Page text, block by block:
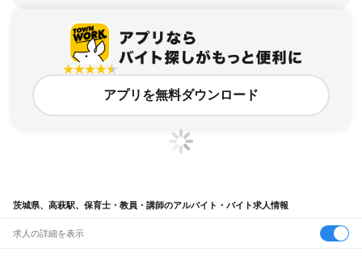
アプリを無料ダウンロード
茨城県、高萩駅、保育士・教員・講師のアルバイト・バイト求人情報
求人の詳細を表示